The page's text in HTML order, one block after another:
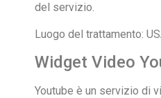
del servizio.
Luogo del trattamento:
Widget Video
Youtube è un servizio di